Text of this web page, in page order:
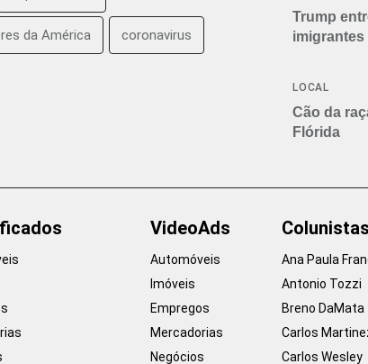
da América coronavirus
Trump
LOCAL
Cão da
Flórida
VideoAds
Automóveis
Imóveis
Empregos
Mercadorias
Negócios
Colunistas
Ana Paula
Antonio Tozzi
Breno DaMata
Carlos
Carlos Wesley